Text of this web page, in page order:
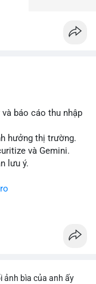
báo cáo thu nhập
hưởng thị trường.
và Gemini.
lưu ý.
ảnh bìa của anh ấy